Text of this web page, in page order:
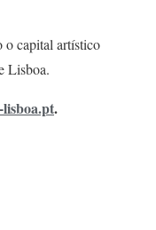
o capital artístico
Lisboa.
.